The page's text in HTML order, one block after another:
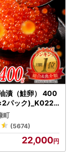
漬（鮭卵） 400
パック)_K022-
町
(5674)
22,000